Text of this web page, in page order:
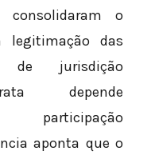
consolidaram o
legitimação das
jurisdição
depende
participação
aponta que o